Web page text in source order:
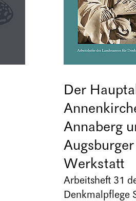
Der
Annaberg
Werkstatt
Arbeitsheft 31
Denkmalpflege